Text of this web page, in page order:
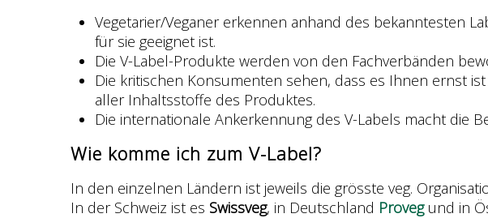
Vegetarier/Veganer erkennen anhand des bekanntesten
für sie geeignet ist.
Die V-Label-Produkte werden von den Fachverbänden
Die kritischen Konsumenten sehen, dass es Ihnen ernst
aller Inhaltsstoffe des Produktes.
Die internationale Ankerkennung des V-Labels macht die
Wie komme ich zum V-Label?
In den einzelnen Ländern ist jeweils die grösste veg.
In der Schweiz ist es Swissveg, in Deutschland Provegund in